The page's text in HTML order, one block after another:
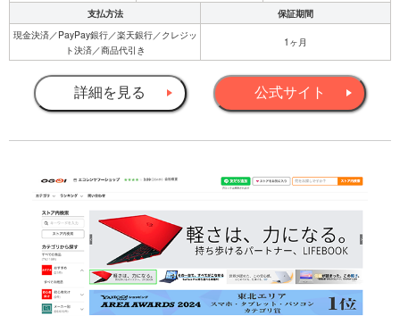
支払方法
保証期間
現金決済／PayPay銀行／楽天銀行／クレジッ
ト決済／商品代引き
1ヶ月
詳細を見る 公式サイト